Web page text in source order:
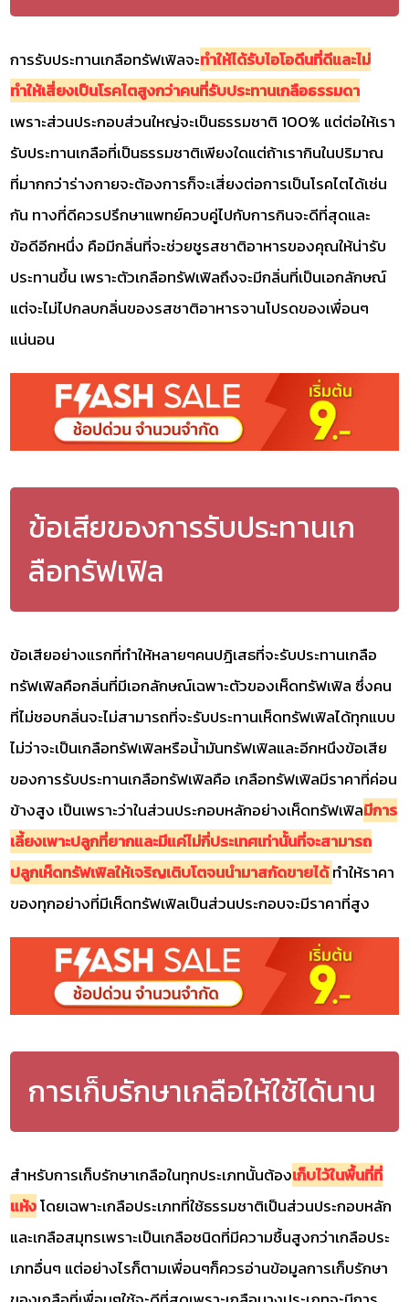
การรับประทานเกลือทรัฟเฟิลจะทำให้ได้รับไอโอดีนที่ดีและไม่
ทำให้เสี่ยงเป็นโรคไตสูงกว่าคนที่รับประทานเกลือธรรมดา
เพราะส่วนประกอบส่วนใหญ่จะเป็นธรรมชาติ 100% แต่ต่อให้เรา
รับประทานเกลือที่เป็นธรรมชาติเพียงใดแต่ถ้าเรากินในปริมาณ
ที่มากกว่าร่างกายจะต้องการก็จะเสี่ยงต่อการเป็นโรคไตได้เช่น
กัน ทางที่ดีควรปรึกษาแพทย์ควบคู่ไปกับการกินจะดีที่สุดและ
ข้อดีอีกหนึ่ง คือมีกลิ่นที่จะช่วยชูรสชาติอาหารของคุณให้น่ารับ
ประทานขึ้น เพราะตัวเกลือทรัฟเฟิลถึงจะมีกลิ่นที่เป็นเอกลักษณ์
แต่จะไม่ไปกลบกลิ่นของรสชาติอาหารจานโปรดของเพื่อนๆ
แน่นอน
ข้อเสียของการรับประทานเก
ลือทรัฟเฟิล
ข้อเสียอย่างแรกที่ทำให้หลายๆคนปฎิเสธที่จะรับประทานเกลือ
ทรัฟเฟิลคือกลิ่นที่มีเอกลักษณ์เฉพาะตัวของเห็ดทรัฟเฟิล ซึ่งคน
ที่ไม่ชอบกลิ่นจะไม่สามารถที่จะรับประทานเห็ดทรัฟเฟิลได้ทุกแบบ
ไม่ว่าจะเป็นเกลือทรัฟเฟิลหรือน้ำมันทรัฟเฟิลและอีกหนึงข้อเสีย
ของการรับประทานเกลือทรัฟเฟิลคือ เกลือทรัฟเฟิลมีราคาที่ค่อน
ข้างสูง เป็นเพราะว่าในส่วนประกอบหลักอย่างเห็ดทรัฟเฟิลมีการ
เลี้ยงเพาะปลูกที่ยากและมีแค่ไม่กี่ประเทศเท่านั้นที่จะสามารถ
ปลูกเห็ดทรัฟเฟิลให้เจริญเติบโตจนนำมาสกัดขายได้ทำให้ราคา
ของทุกอย่างที่มีเห็ดทรัฟเฟิลเป็นส่วนประกอบจะมีราคาที่สูง
การเก็บรักษาเกลือให้ใช้ได้นาน
สำหรับการเก็บรักษาเกลือในทุกประเภทนั้นต้องเก็บไว้ในพื้นที่ที่
แห้งโดยเฉพาะเกลือประเภทที่ใช้ธรรมชาติเป็นส่วนประกอบหลัก
และเกลือสมุทรเพราะเป็นเกลือชนิดที่มีความชื้นสูงกว่าเกลือประ
เภทอื่นๆ แต่อย่างไรก็ตามเพื่อนๆก็ควรอ่านข้อมูลการเก็บรักษา